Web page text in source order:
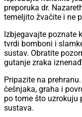
preporuka dr.
temeljito žvačite i ne
Izbjegavajte poznate
tvrdi bomboni i
sustav. Obratite
gutanje zraka
Pripazite na
češnjaka, graha i
po tome što uzrokuju
sustava.